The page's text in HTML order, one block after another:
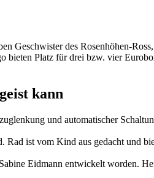
Geschwister des Rosenhöhen-
bieten Platz für drei bzw. vier
kann
und automatischer
ist vom Kind aus gedacht und
Eidmann entwickelt worden.